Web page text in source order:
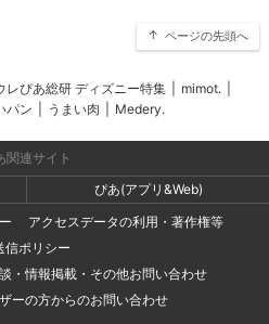
ページの先頭へ
レぴあ総研 ディズニー特集 mimot.
パン うまい肉 Medery.
関連サイト
ぴあ(アプリ&Web)
アクセスデータの利用・著作権等
信ポリシー
・情報掲載・その他お問い合わせ
ーの方からのお問い合わせ